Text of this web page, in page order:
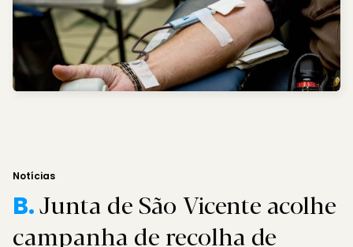
Notícias
B.Junta de São Vicente acolhe
campanha de recolha de